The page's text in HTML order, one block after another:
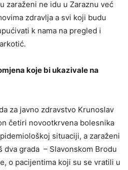
zaraženi ne idu u Zaraznu već
zdravlja a svi koji budu
k nama na pregled i
koje bi ukazivale na
za javno zdravstvo Krunoslav
četiri novootkrvena bolesnika
situaciji, a zaraženi
dva grada – Slavonskom Brodu
o pacijentima koji su se vratili u